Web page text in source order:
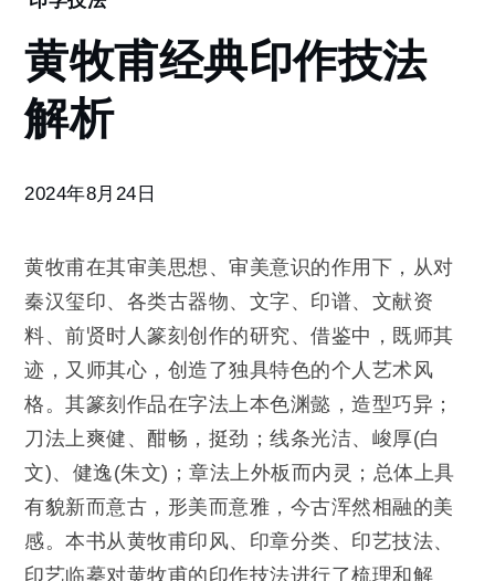
牧
甫
经
典
作
解
析
黄牧甫经典印作技法
解析
2024年8月24日
黄牧甫在其审美思想、审美意识的作用下，从对
秦汉玺印、各类古器物、文字、印谱、文献资
料、前贤时人篆刻创作的研究、借鉴中，既师其
迹，又师其心，创造了独具特色的个人艺术风
格。其篆刻作品在字法上本色渊懿，造型巧异；
刀法上爽健、酣畅，挺劲；线条光洁、峻厚(白
文)、健逸(朱文)；章法上外板而内灵；总体上具
有貌新而意古，形美而意雅，今古浑然相融的美
感。本书从黄牧甫印风、印章分类、印艺技法、
印艺临摹对黄牧甫的印作技法进行了梳理和解